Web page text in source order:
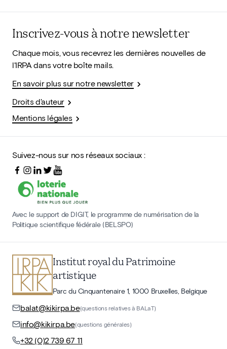
Inscrivez-vous à notre newsletter
Chaque mois, vous recevrez les dernières nouvelles de
l'IRPA dans votre boîte mails.
En savoir plus sur notre newsletter
Droits d'auteur
Mentions légales
Suivez-nous sur nos réseaux sociaux :
Avec le support de DIGIT, le programme de numérisation de la
Politique scientifique fédérale (BELSPO)
Institut royal du Patrimoine
artistique
Parc du Cinquantenaire 1, 1000 Bruxelles, Belgique
balat@kikirpa.be(questions relatives à BALaT)
info@kikirpa.be(questions générales)
+32 (0)2 739 67 11